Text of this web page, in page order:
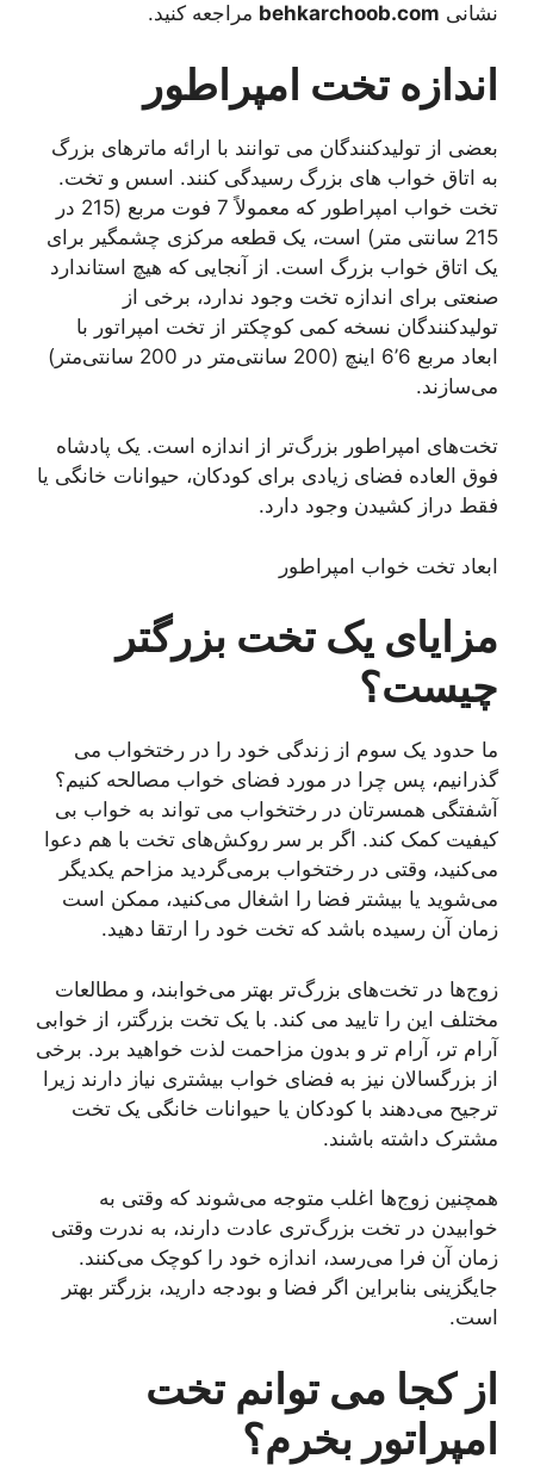
نشانی behkarchoob.com مراجعه کنید.
اندازه تخت امپراطور
بعضی از تولیدکنندگان می توانند با ارائه ماترهای بزرگ
به اتاق خواب های بزرگ رسیدگی کنند. اسس و تخت.
تخت خواب امپراطور که معمولاً 7 فوت مربع (215 در
215 سانتی متر) است، یک قطعه مرکزی چشمگیر برای
یک اتاق خواب بزرگ است. از آنجایی که هیچ استاندارد
صنعتی برای اندازه تخت وجود ندارد، برخی از
تولیدکنندگان نسخه کمی کوچکتر از تخت امپراتور با
ابعاد مربع 6’6 اینچ (200 سانتی‌متر در 200 سانتی‌متر)
می‌سازند.
تخت‌های امپراطور بزرگ‌تر از اندازه است. یک پادشاه
فوق العاده فضای زیادی برای کودکان، حیوانات خانگی یا
فقط دراز کشیدن وجود دارد.
ابعاد تخت خواب امپراطور
مزایای یک تخت بزرگتر
چیست؟
ما حدود یک سوم از زندگی خود را در رختخواب می
گذرانیم، پس چرا در مورد فضای خواب مصالحه کنیم؟
آشفتگی همسرتان در رختخواب می تواند به خواب بی
کیفیت کمک کند. اگر بر سر روکش‌های تخت با هم دعوا
می‌کنید، وقتی در رختخواب برمی‌گردید مزاحم یکدیگر
می‌شوید یا بیشتر فضا را اشغال می‌کنید، ممکن است
زمان آن رسیده باشد که تخت خود را ارتقا دهید.
زوج‌ها در تخت‌های بزرگ‌تر بهتر می‌خوابند، و مطالعات
مختلف این را تایید می کند. با یک تخت بزرگتر، از خوابی
آرام تر، آرام تر و بدون مزاحمت لذت خواهید برد. برخی
از بزرگسالان نیز به فضای خواب بیشتری نیاز دارند زیرا
ترجیح می‌دهند با کودکان یا حیوانات خانگی یک تخت
مشترک داشته باشند.
همچنین زوج‌ها اغلب متوجه می‌شوند که وقتی به
خوابیدن در تخت بزرگ‌تری عادت دارند، به ندرت وقتی
زمان آن فرا می‌رسد، اندازه خود را کوچک می‌کنند.
جایگزینی بنابراین اگر فضا و بودجه دارید، بزرگتر بهتر
است.
از کجا می توانم تخت
امپراتور بخرم؟